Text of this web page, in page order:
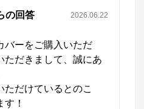
の回答 2026.06.22
バーをご購入いただ
ただきまして、誠にあ
ただけているとのこ
！